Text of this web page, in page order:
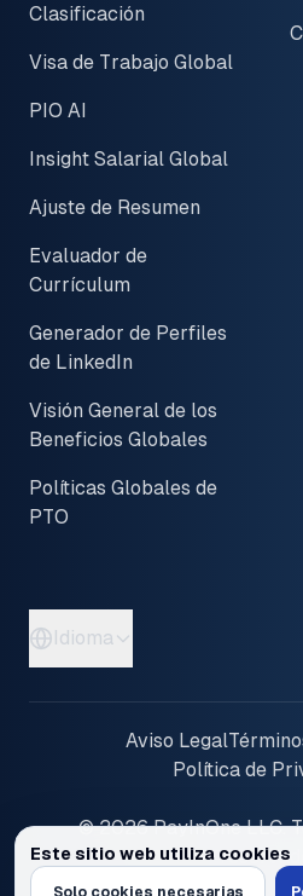
Este sitio web utiliza cookies
Utilizamos cookies para personalizar
Solo cookies necesarias
Clasificación
Visa de Trabajo Global
PIO AI
Insight Salarial Global
Ajuste de Resumen
Evaluador de
Currículum
Generador de Perfiles
de LinkedIn
Visión General de los
Beneficios Globales
Políticas Globales de
PTO
Idioma
Aviso Legal
Política de
© 2026 PayInOne LLC.